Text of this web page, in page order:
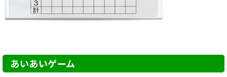
あいあいゲーム